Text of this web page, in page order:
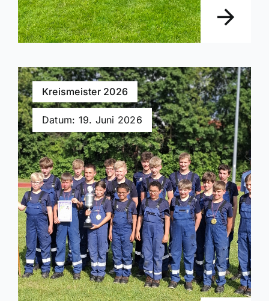
Kreismeister 2026
Datum: 19. Juni 2026